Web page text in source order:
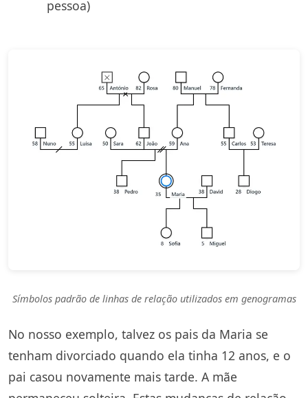
pessoa)
Símbolos padrão de linhas de relação utilizados em genogramas
No nosso exemplo, talvez os pais da Maria se
tenham divorciado quando ela tinha 12 anos, e o
pai casou novamente mais tarde. A mãe